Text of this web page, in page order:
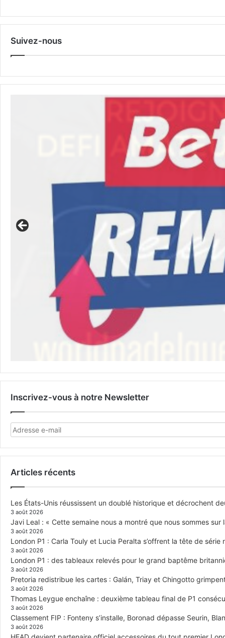
Suivez-nous
Inscrivez-vous à notre Newsletter
Articles récents
Les États-Unis réussissent un doublé historique et décrochent
3 août 2026
Javi Leal : « Cette semaine nous a montré que nous sommes sur
3 août 2026
London P1 : Carla Touly et Lucia Peralta s’offrent la tête de série
3 août 2026
London P1 : des tableaux relevés pour le grand baptême
3 août 2026
Pretoria redistribue les cartes : Galán, Triay et Chingotto
3 août 2026
Thomas Leygue enchaîne : deuxième tableau final de P1
3 août 2026
Classement FIP : Fonteny s’installe, Boronad dépasse Seurin,
3 août 2026